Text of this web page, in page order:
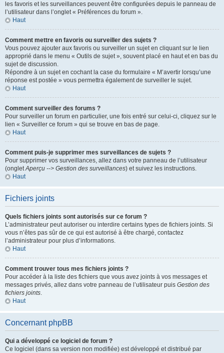
les favoris et les surveillances peuvent être configurées depuis le panneau de
l’utilisateur dans l’onglet « Préférences du forum ».
Haut
Comment mettre en favoris ou surveiller des sujets ?
Vous pouvez ajouter aux favoris ou surveiller un sujet en cliquant sur le lien
approprié dans le menu « Outils de sujet », souvent placé en haut et en bas du
sujet de discussion.
Répondre à un sujet en cochant la case du formulaire « M’avertir lorsqu’une
réponse est postée » vous permettra également de surveiller le sujet.
Haut
Comment surveiller des forums ?
Pour surveiller un forum en particulier, une fois entré sur celui-ci, cliquez sur le
lien « Surveiller ce forum » qui se trouve en bas de page.
Haut
Comment puis-je supprimer mes surveillances de sujets ?
Pour supprimer vos surveillances, allez dans votre panneau de l’utilisateur
(ongletAperçu --> Gestion des surveillances) et suivez les instructions.
Haut
Fichiers joints
Quels fichiers joints sont autorisés sur ce forum ?
L’administrateur peut autoriser ou interdire certains types de fichiers joints. Si
vous n’êtes pas sûr de ce qui est autorisé à être chargé, contactez
l’administrateur pour plus d’informations.
Haut
Comment trouver tous mes fichiers joints ?
Pour accéder à la liste des fichiers que vous avez joints à vos messages et
messages privés, allez dans votre panneau de l’utilisateur puis Gestion des
fichiers joints.
Haut
Concernant phpBB
Qui a développé ce logiciel de forum ?
Ce logiciel (dans sa version non modifiée) est développé et distribué par